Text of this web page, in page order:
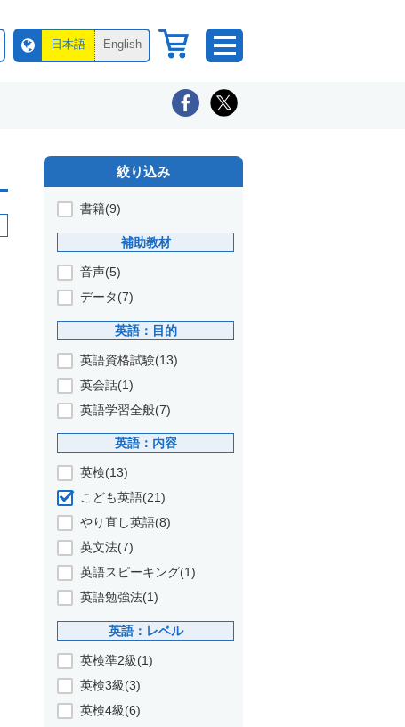
日本語 English
絞り込み
書籍(9)
補助教材
音声(5)
データ(7)
英語：目的
英語資格試験(13)
英会話(1)
英語学習全般(7)
英語：内容
英検(13)
こども英語(21)
やり直し英語(8)
英文法(7)
英語スピーキング(1)
英語勉強法(1)
英語：レベル
英検準2級(1)
英検3級(3)
英検4級(6)